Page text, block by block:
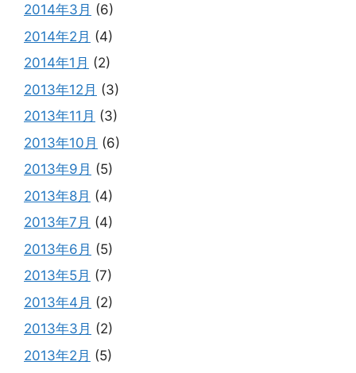
2014年3月 (6)
2014年2月 (4)
2014年1月 (2)
2013年12月 (3)
2013年11月 (3)
2013年10月 (6)
2013年9月 (5)
2013年8月 (4)
2013年7月 (4)
2013年6月 (5)
2013年5月 (7)
2013年4月 (2)
2013年3月 (2)
2013年2月 (5)